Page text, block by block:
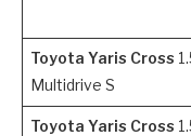
Toyota Yaris Cross
Multidrive S
Toyota Yaris Cross